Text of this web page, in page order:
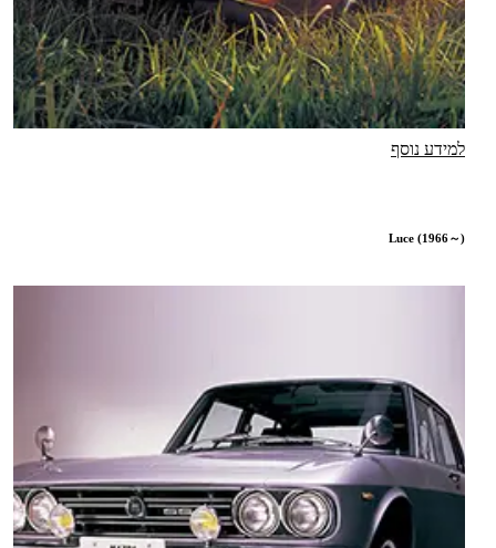
למידע נוסף
Luce (1966～)